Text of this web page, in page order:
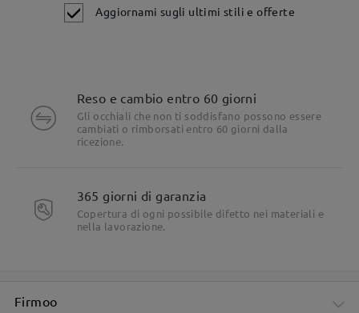
Aggiornami sugli ultimi stili e offerte
Reso e cambio entro 60 giorni
Gli occhiali che non ti soddisfano possono essere
cambiati o rimborsati entro 60 giorni dalla
ricezione.
365 giorni di garanzia
Copertura di ogni possibile difetto nei materiali e
nella lavorazione.
Firmoo